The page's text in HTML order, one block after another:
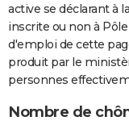
active se déclarant à
inscrite ou non à
d'emploi de cette
produit par le
personnes
Nombre de